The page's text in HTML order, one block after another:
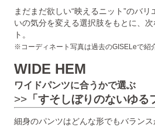
まだまだ欲しい“映えるニット”のバ
いの気分を変える選択肢をもとに、
ト。
※コーディネート写真は過去のGISELeで紹
WIDE HEM
ワイドパンツに合うかで選ぶ
>> 「すそしぼりのないゆる
細身のパンツはどんな形でもバラン